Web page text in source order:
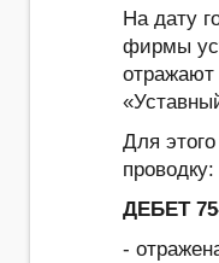
На дату
фирмы
отражают
Для
проводку:
ДЕБЕТ
-